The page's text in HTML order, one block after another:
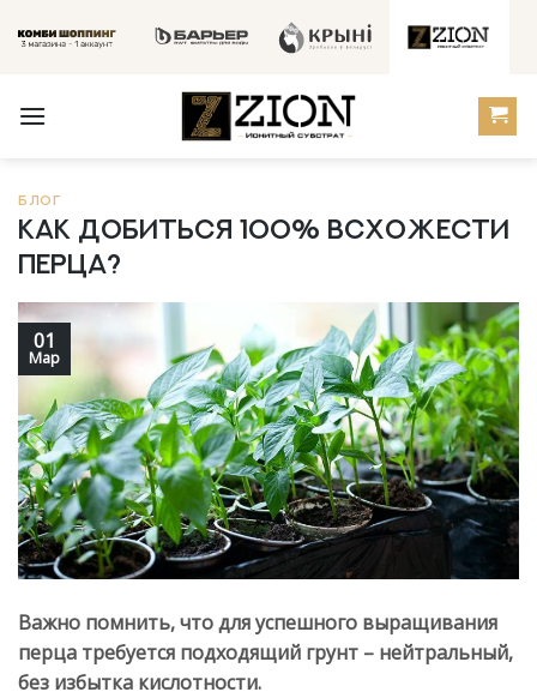
БЛОГ
Как добиться 100% всхожести
перца?
01
Мар
Важно помнить, что для успешного выращивания
перца требуется подходящий грунт – нейтральный,
без избытка кислотности.